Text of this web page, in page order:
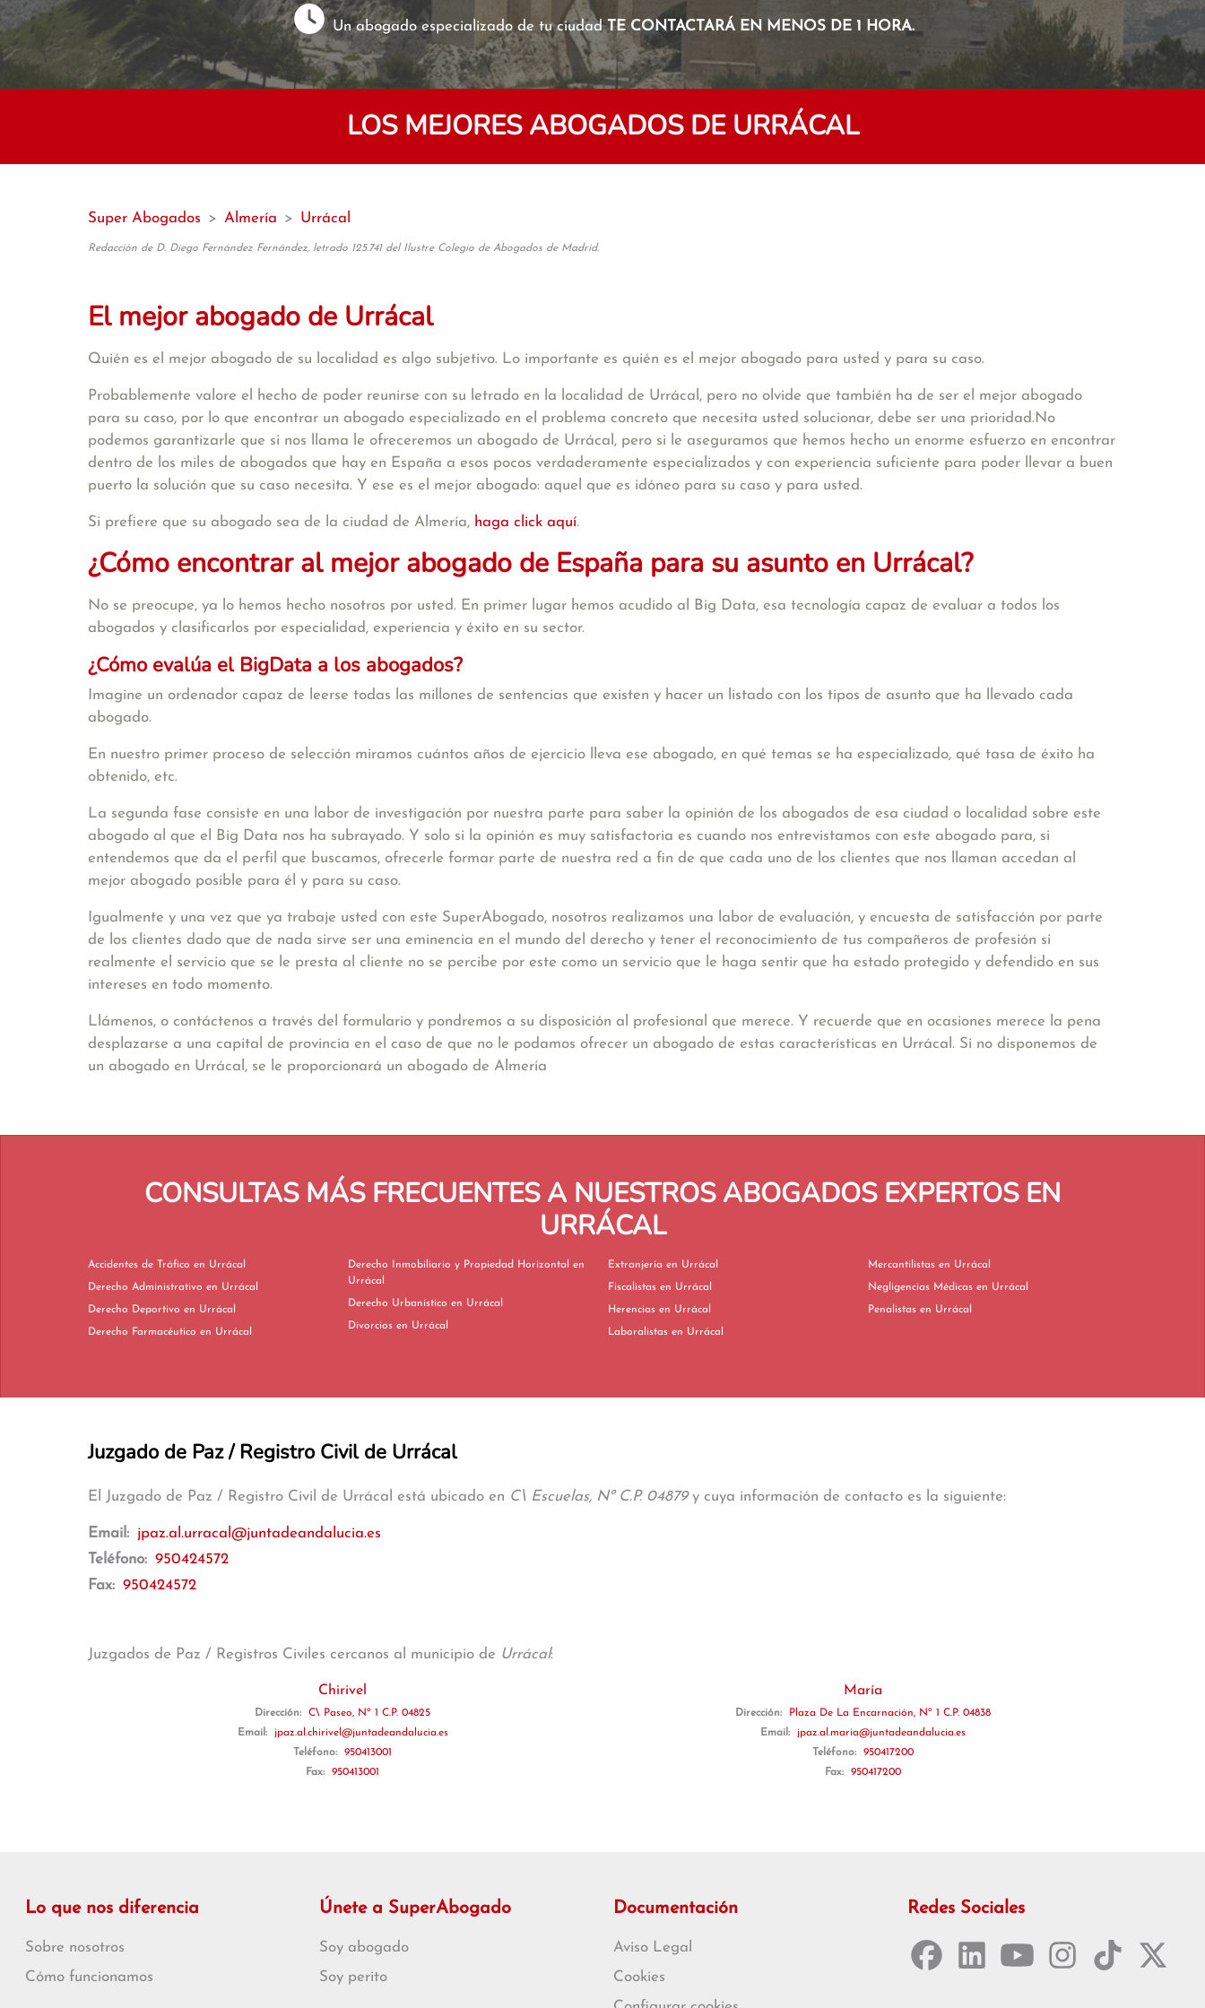
Un abogado especializado de tu ciudadTE CONTACTARÁ EN MENOS DE 1 HORA.
LOS MEJORES ABOGADOS DE URRÁCAL
Super Abogados > Almería > Urrácal
Redacción de D. Diego Fernández Fernández, letrado 125.741 del Ilustre Colegio de Abogados de Madrid.
El mejor abogado de Urrácal
Quién es el mejor abogado de su localidad es algo subjetivo. Lo importante es quién es el mejor abogado para usted y para su caso.
Probablemente valore el hecho de poder reunirse con su letrado en la localidad de Urrácal, pero no olvide que también ha de ser el mejor abogado
para su caso, por lo que encontrar un abogado especializado en el problema concreto que necesita usted solucionar, debe ser una prioridad.No
podemos garantizarle que si nos llama le ofreceremos un abogado de Urrácal, pero si le aseguramos que hemos hecho un enorme esfuerzo en encontrar
dentro de los miles de abogados que hay en España a esos pocos verdaderamente especializados y con experiencia suficiente para poder llevar a buen
puerto la solución que su caso necesita. Y ese es el mejor abogado: aquel que es idóneo para su caso y para usted.
Si prefiere que su abogado sea de la ciudad de Almería, haga click aquí.
¿Cómo encontrar al mejor abogado de España para su asunto en Urrácal?
No se preocupe, ya lo hemos hecho nosotros por usted. En primer lugar hemos acudido al Big Data, esa tecnología capaz de evaluar a todos los
abogados y clasificarlos por especialidad, experiencia y éxito en su sector.
¿Cómo evalúa el BigData a los abogados?
Imagine un ordenador capaz de leerse todas las millones de sentencias que existen y hacer un listado con los tipos de asunto que ha llevado cada
abogado.
En nuestro primer proceso de selección miramos cuántos años de ejercicio lleva ese abogado, en qué temas se ha especializado, qué tasa de éxito ha
obtenido, etc.
La segunda fase consiste en una labor de investigación por nuestra parte para saber la opinión de los abogados de esa ciudad o localidad sobre este
abogado al que el Big Data nos ha subrayado. Y solo si la opinión es muy satisfactoria es cuando nos entrevistamos con este abogado para, si
entendemos que da el perfil que buscamos, ofrecerle formar parte de nuestra red a fin de que cada uno de los clientes que nos llaman accedan al
mejor abogado posible para él y para su caso.
Igualmente y una vez que ya trabaje usted con este SuperAbogado, nosotros realizamos una labor de evaluación, y encuesta de satisfacción por parte
de los clientes dado que de nada sirve ser una eminencia en el mundo del derecho y tener el reconocimiento de tus compañeros de profesión si
realmente el servicio que se le presta al cliente no se percibe por este como un servicio que le haga sentir que ha estado protegido y defendido en sus
intereses en todo momento.
Llámenos, o contáctenos a través del formulario y pondremos a su disposición al profesional que merece. Y recuerde que en ocasiones merece la pena
desplazarse a una capital de provincia en el caso de que no le podamos ofrecer un abogado de estas características en Urrácal. Si no disponemos de
un abogado en Urrácal, se le proporcionará un abogado de Almería
CONSULTAS MÁS FRECUENTES A NUESTROS ABOGADOS EXPERTOS EN
URRÁCAL
Accidentes de Tráfico en Urrácal
Derecho Administrativo en Urrácal
Derecho Deportivo en Urrácal
Derecho Farmacéutico en Urrácal
Derecho Inmobiliario y Propiedad Horizontal en
Urrácal
Derecho Urbanístico en Urrácal
Divorcios en Urrácal
Extranjería en Urrácal
Fiscalistas en Urrácal
Herencias en Urrácal
Laboralistas en Urrácal
Mercantilistas en Urrácal
Negligencias Médicas en Urrácal
Penalistas en Urrácal
Juzgado de Paz / Registro Civil de Urrácal
El Juzgado de Paz / Registro Civil de Urrácal está ubicado en C\ Escuelas, Nº C.P. 04879y cuya información de contacto es la siguiente:
Email: jpaz.al.urracal@juntadeandalucia.es
Teléfono: 950424572
Fax: 950424572
Juzgados de Paz / Registros Civiles cercanos al municipio de Urrácal:
Chirivel
Dirección:
C\ Paseo, Nº 1 C.P. 04825
Email:
jpaz.al.chirivel@juntadeandalucia.es
Teléfono:
950413001
Fax:
950413001
María
Dirección:
Plaza De La Encarnación, Nº 1 C.P. 04838
Email:
jpaz.al.maria@juntadeandalucia.es
Teléfono:
950417200
Fax:
950417200
Lo que nos diferencia
Sobre nosotros
Cómo funcionamos
Únete a SuperAbogado
Soy abogado
Soy perito
Documentación
Aviso Legal
Cookies
Redes Sociales